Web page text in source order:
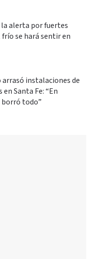
alerta por fuertes
se hará sentir en
instalaciones de
Santa Fe: “En
todo”